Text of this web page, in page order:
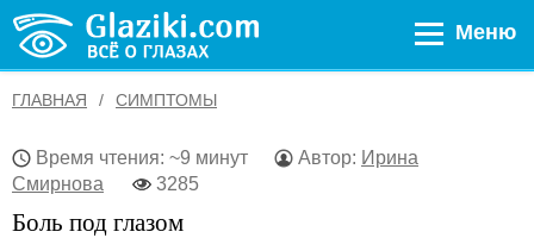
Меню
ГЛАВНАЯ СИМПТОМЫ
Время чтения: ~9 минут Автор: Ирина
Смирнова
3285
Боль под глазом